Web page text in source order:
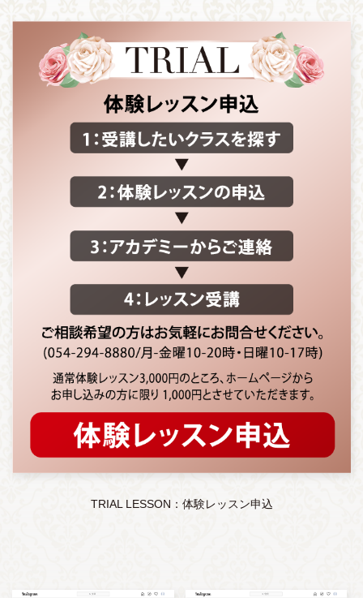
TRIAL LESSON：体験レッスン申込